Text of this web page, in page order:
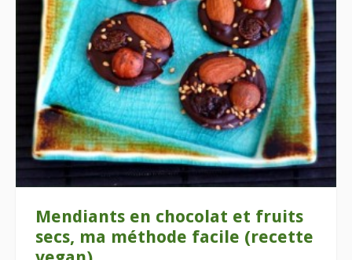
Mendiants en chocolat et fruits
secs, ma méthode facile (recette